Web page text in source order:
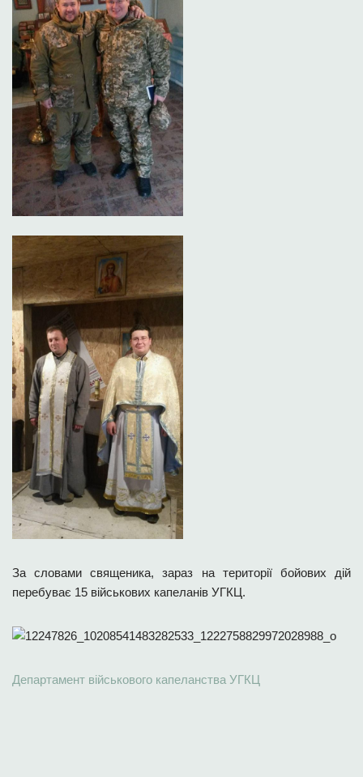
За словами священика, зараз на території бойових дій
перебуває 15 військових капеланів УГКЦ.
Департамент військового капеланства УГКЦ